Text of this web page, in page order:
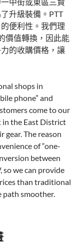
升級裝備。PTT
便利性。我們理
價值轉換，因此能
的收購價格，讓
shops in
phone” and
come to our
in the East District
gear. The reason
of “one-
between
so we can provide
than traditional
path smoother.